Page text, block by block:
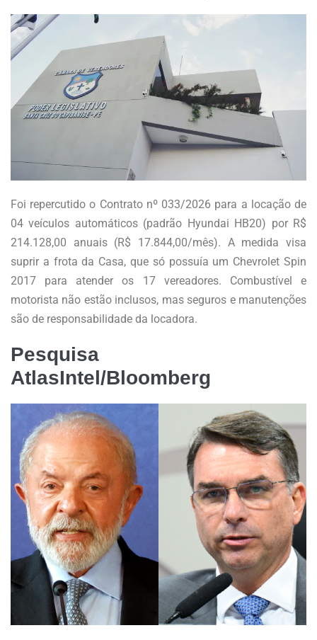
Foi repercutido o Contrato nº 033/2026 para a locação de
04 veículos automáticos (padrão Hyundai HB20) por R$
214.128,00 anuais (R$ 17.844,00/mês). A medida visa
suprir a frota da Casa, que só possuía um Chevrolet Spin
2017 para atender os 17 vereadores. Combustível e
motorista não estão inclusos, mas seguros e manutenções
são de responsabilidade da locadora.
Pesquisa
AtlasIntel/Bloomberg